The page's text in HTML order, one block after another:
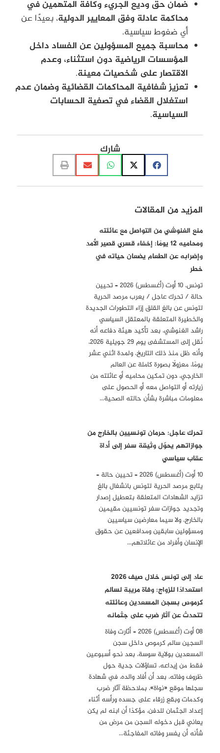
ضمان حق وديع الجريء وكافة المتهمين في
محاكمة عادلة وفق المعايير الدولية، بعيدًا عن
أي ضغوط سياسية.
محاسبة جميع المسؤولين عن الفساد داخل
المؤسسات الرياضية دون استثناء، وعدم
الاقتصار على شخصيات معينة.
تعزيز شفافية المحاكمات القضائية وضمان عدم
استغلال القضاء في تصفية الحسابات
السياسية.
شارك
المزيد من المقالات
منع الغنوشي من التواصل مع عائلته
ومحاميه 12 يومًا: إخفاء قسري قصير الأمد
وإضرابه عن الطعام يضعان حياته في
خطر
تونس، 10 أوت (أغسطس) 2026 – تحيين
حالة / تحرك عاجل / يعرب مرصد الحرية
لتونس عن بالغ القلق إزاء التطورات الجديدة
والخطيرة المتعلقة بالمعتقل السياسي
راشد الغنوشي، بعد تأكيد هيئة دفاعه أنه
نُقل إلى المستشفى يوم 29 جويلية 2026،
وأنه ظل منذ ذلك التاريخ، ولمدة اثني عشر
يومًا، معزولًا بصورة كاملة عن العالم
الخارجي، دون تمكين محاميه أو عائلته من
زيارته أو التواصل معه أو الحصول على
معلومات مباشرة بشأن حالته الصحية…
تحرك عاجل: حرمان تونسيين بالخارج من
جوازاتهم يحوّل وثيقة سفر إلى أداة
عقاب سياسي
10 أوت (أغسطس) 2026 – تحيين حالة –
يتابع مرصد الحرية لتونس بانشغال بالغ
تزايد الشهادات المتعلقة بتعطيل إصدار
وتجديد جوازات سفر تونسيين مقيمين
بالخارج، ولا سيما معارضين سياسيين
ومسؤولين سابقين ومدافعين عن حقوق
الإنسان وأفراد من عائلاتهم…
عاد إلى تونس خلال صيف 2026
استعدادًا للزواج: وفاة مريبة لسالم
كرموص بسجن المسعدين وعائلته
تتحدث عن آثار ضرب على جثمانه
08 أوت (أغسطس) 2026 – أثارت وفاة
السجين سالم كرموص داخل سجن
المسعدين بولاية سوسة، بعد نحو أسبوعين
فقط من إيداعه، تساؤلات جدية حول
ظروف وفاته، بعد أن أفاد والده، في شهادة
سجلها موقع «نواة»، بملاحظة آثار ضرب
وكدمات وبقع زرقاء على جسده ورأسه أثناء
إعداد الجثمان للدفن، مؤكدًا أن ابنه لم يكن
يعاني قبل دخوله السجن من مرض من
شأنه أن يفسر وفاته المفاجئة…